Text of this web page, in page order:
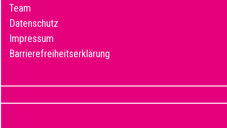
Team
Datenschutz
Impressum
Barrierefreiheitserklärung